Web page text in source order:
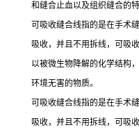
和缝合止血以及组织缝合的
可吸收缝合线指的是在手术
吸收，并且不用拆线，可吸
以被微生物降解的化学结构
环境无害的物质。
可吸收缝合线指的是在手术
吸收，并且不用拆线，可吸